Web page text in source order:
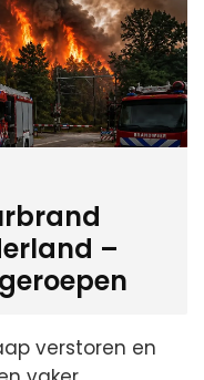
–
verstoren en